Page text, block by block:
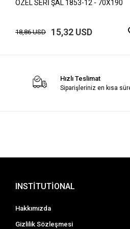
ÖZEL SERİ ŞAL 1853-12 - 70X190
18,86 USD 15,32 USD
Hızlı Teslimat
Siparişleriniz en kısa
INSTİTUTİONAL
Hakkımızda
Gizlilik Sözleşmesi